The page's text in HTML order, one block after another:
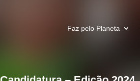
Faz pelo Planeta